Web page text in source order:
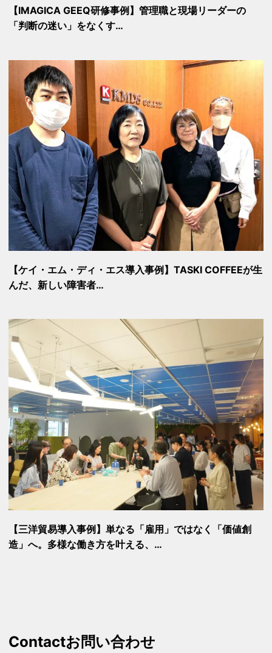
【IMAGICA GEEQ研修事例】管理職と現場リーダーの
「判断の迷い」をなくす…
【ケイ・エム・ディ・エス導入事例】TASKI COFFEEが生
んだ、新しい障害者…
【三洋貿易導入事例】単なる「雇用」ではなく「価値創
造」へ。多様な働き方を叶える、…
Contactお問い合わせ